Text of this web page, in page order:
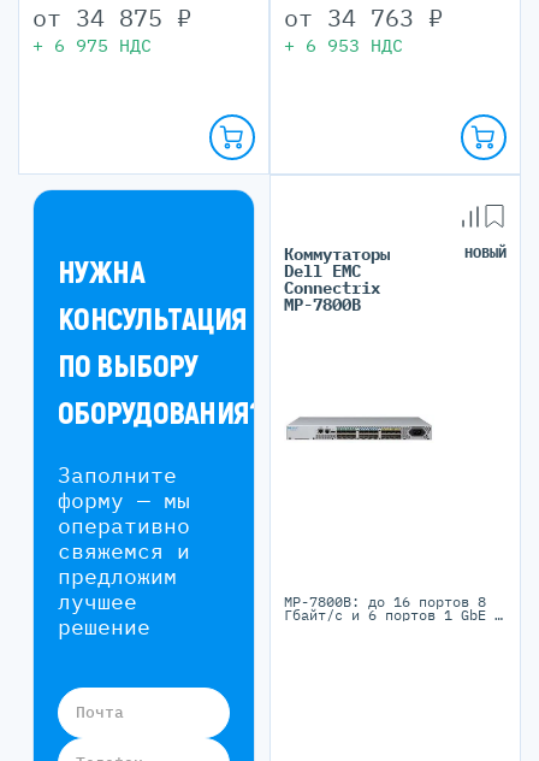
от 34 875 ₽
+ 6 975 НДС
от 34 763 ₽
+ 6 953 НДС
НУЖНА
КОНСУЛЬТАЦИЯ
ПО ВЫБОРУ
ОБОРУДОВАНИЯ?
Заполните
форму — мы
оперативно
свяжемся и
предложим
лучшее
решение
Почта
Коммутаторы
Dell EMC
Connectrix
MP-7800B
НОВЫЙ
MP-7800B: до 16 портов 8
Гбайт/с и 6 портов 1 GbE /